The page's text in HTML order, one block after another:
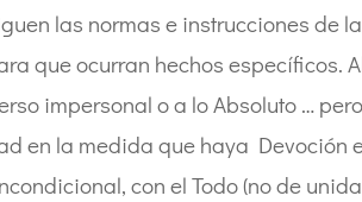
las normas e instrucciones de
que ocurran hechos específicos.
impersonal o a lo Absoluto …
en la medida que haya Devoción
con el Todo (no de